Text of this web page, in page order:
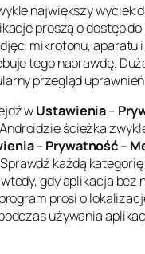
największy wyciek
proszą o dostęp
mikrofonu, aparatu
tego naprawdę.
przegląd
wUstawienia–
ścieżka
– Prywatność–
każdą
gdy aplikacja bez
prosi o
używania